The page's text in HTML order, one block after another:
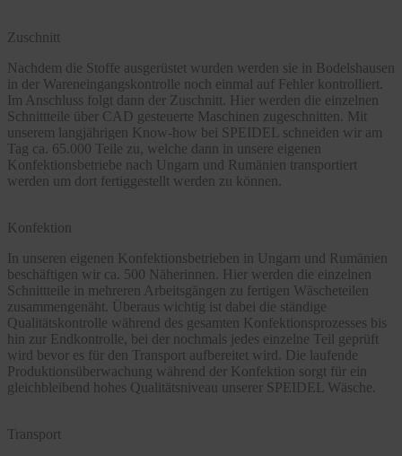
Zuschnitt
Nachdem die Stoffe ausgerüstet wurden werden sie in Bodelshausen
in der Wareneingangskontrolle noch einmal auf Fehler kontrolliert.
Im Anschluss folgt dann der Zuschnitt. Hier werden die einzelnen
Schnittteile über CAD gesteuerte Maschinen zugeschnitten. Mit
unserem langjährigen Know-how bei SPEIDEL schneiden wir am
Tag ca. 65.000 Teile zu, welche dann in unsere eigenen
Konfektionsbetriebe nach Ungarn und Rumänien transportiert
werden um dort fertiggestellt werden zu können.
Konfektion
In unseren eigenen Konfektionsbetrieben in Ungarn und Rumänien
beschäftigen wir ca. 500 Näherinnen. Hier werden die einzelnen
Schnittteile in mehreren Arbeitsgängen zu fertigen Wäscheteilen
zusammengenäht. Überaus wichtig ist dabei die ständige
Qualitätskontrolle während des gesamten Konfektionsprozesses bis
hin zur Endkontrolle, bei der nochmals jedes einzelne Teil geprüft
wird bevor es für den Transport aufbereitet wird. Die laufende
Produktionsüberwachung während der Konfektion sorgt für ein
gleichbleibend hohes Qualitätsniveau unserer SPEIDEL Wäsche.
Transport